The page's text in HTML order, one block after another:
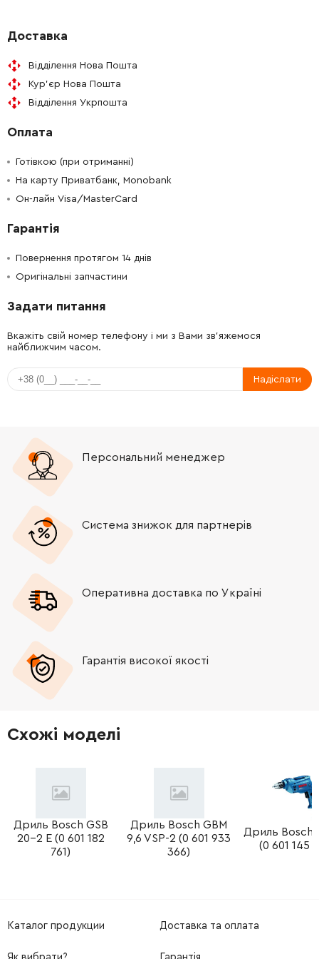
643566-3
650555-1 419.00 Грн
646147-2 25.00 Грн
687124-5 9.00 Грн
665383-1 353.00 Грн
Доставка
Відділення Нова Пошта
Кур'єр Нова Пошта
Відділення Укрпошта
Оплата
Готівкою (при отриманні)
На карту Приватбанк, Monobank
Он-лайн Visa/MasterCard
Гарантія
Повернення протягом 14 днів
Оригінальні запчастини
Задати питання
Вкажіть свій номер телефону і ми з Вами зв'яжемося
найближчим часом.
Надіслати
Персональний менеджер
Система знижок для партнерів
Оперативна доставка по Україні
Гарантія високої якості
Схожі моделі
Дриль Bosch GSB
20-2 E (0 601 182
761)
Дриль Bosch GBM
9,6 VSP-2 (0 601 933
366)
Дриль Bosch
(0 601 145
Каталог продукции Доставка та оплата